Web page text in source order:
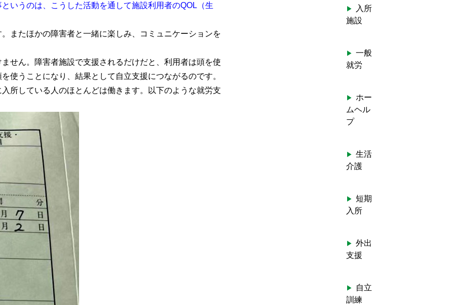
いうのは、こうした活動を通して施設利用者のQOL（生
またほかの障害者と一緒に楽しみ、コミュニケーションを
せん。障害者施設で支援されるだけだと、利用者は頭を使
使うことになり、結果として自立支援につながるのです。
所している人のほとんどは働きます。以下のような就労支
入所
施設
一般
就労
ホー
ムヘル
プ
生活
介護
短期
入所
外出
支援
自立
訓練